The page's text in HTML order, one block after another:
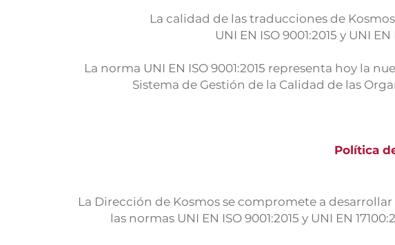
La calidad de las traducciones de
UNI EN ISO 9001:2015 y UNI
La norma UNI EN ISO 9001:2015 representa hoy la
Sistema de Gestión de la Calidad de las
Política
La Dirección de Kosmos se compromete a
las normas UNI EN ISO 9001:2015 y UNI EN